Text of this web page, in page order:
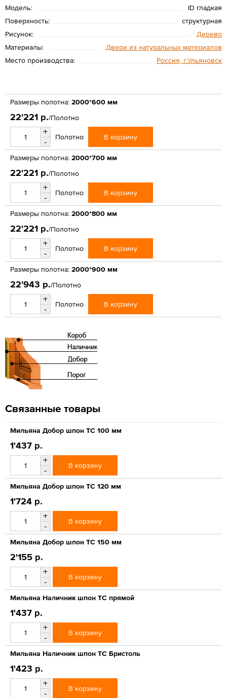
Модель:
ID гладкая
Поверхность:
структурная
Рисунок:
Дерево
Материалы:
Двери из натуральных материалов
Место производства:
Россия, г.Ульяновск
Размеры полотна: 2000*600 мм
22'221 р./Полотно
+
-
Полотно В корзину
Размеры полотна: 2000*700 мм
22'221 р./Полотно
+
-
Полотно В корзину
Размеры полотна: 2000*800 мм
22'221 р./Полотно
+
-
Полотно В корзину
Размеры полотна: 2000*900 мм
22'943 р./Полотно
+
-
Полотно В корзину
Связанные товары
Мильяна Добор шпон ТС 100 мм
1'437 р.
+
-
В корзину
Мильяна Добор шпон ТС 120 мм
1'724 р.
+
-
В корзину
Мильяна Добор шпон ТС 150 мм
2'155 р.
+
-
В корзину
Мильяна Наличник шпон ТС прямой
1'437 р.
+
-
В корзину
Мильяна Наличник шпон ТС Бристоль
1'423 р.
+
-
В корзину